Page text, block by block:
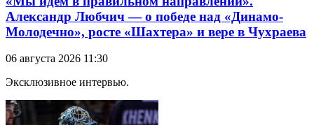
Александр Любчич — о победе над «Динамо-
Молодечно», росте «Шахтера» и вере в Чухраева
06 августа 2026 11:30
Эксклюзивное интервью.